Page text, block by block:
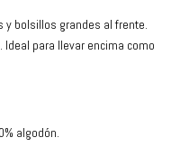
y bolsillos grandes al frente.
para llevar encima como
algodón.